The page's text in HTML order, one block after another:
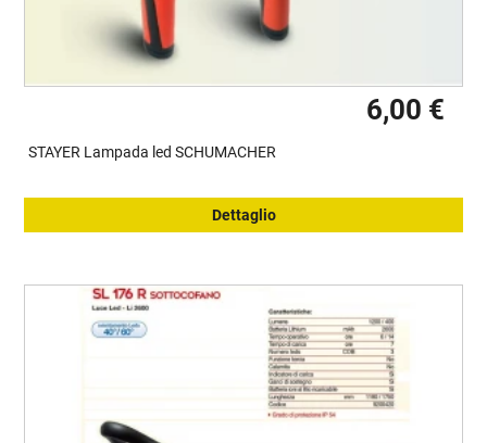
6,00 €
STAYER Lampada led SCHUMACHER
Dettaglio